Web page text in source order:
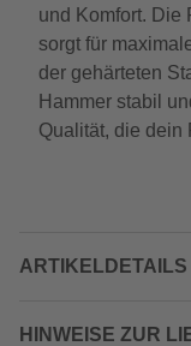
und Komfort. Die
sorgt für
der gehärteten
Hammer stabil
Qualität, die dein
ARTIKELDETAILS
HINWEISE ZUR